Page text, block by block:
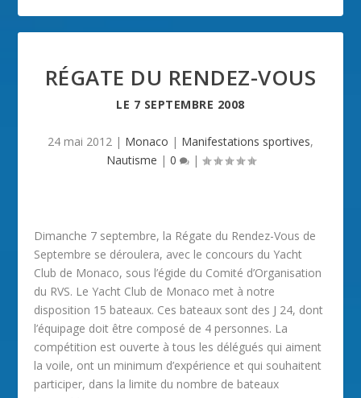
RÉGATE DU RENDEZ-VOUS
LE 7 SEPTEMBRE 2008
24 mai 2012 | Monaco | Manifestations sportives,
Nautisme | 0 |
Dimanche 7 septembre, la Régate du Rendez-Vous de
Septembre se déroulera, avec le concours du Yacht
Club de Monaco, sous l’égide du Comité d’Organisation
du RVS. Le Yacht Club de Monaco met à notre
disposition 15 bateaux. Ces bateaux sont des J 24, dont
l’équipage doit être composé de 4 personnes. La
compétition est ouverte à tous les délégués qui aiment
la voile, ont un minimum d’expérience et qui souhaitent
participer, dans la limite du nombre de bateaux